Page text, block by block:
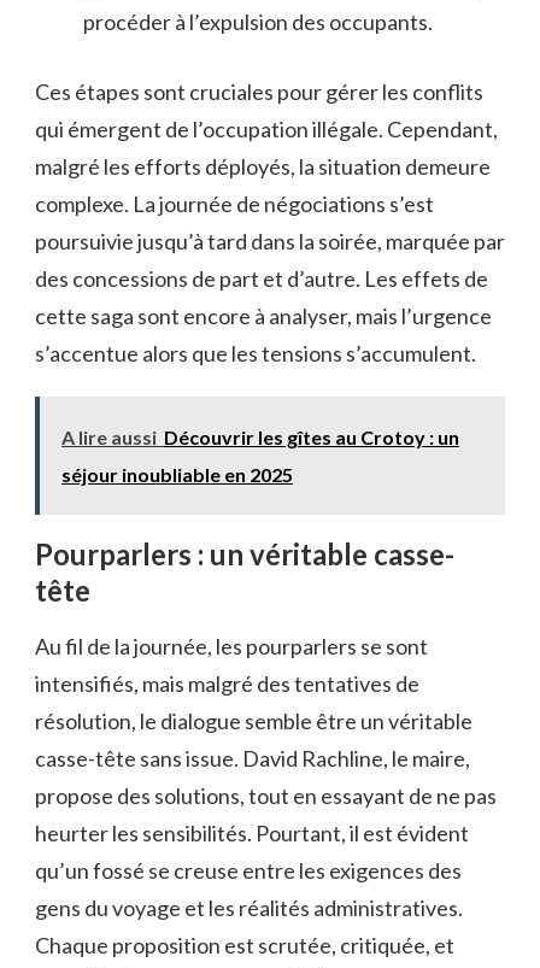
procéder à l’expulsion des occupants.
Ces étapes sont cruciales pour gérer les conflits
qui émergent de l’occupation illégale. Cependant,
malgré les efforts déployés, la situation demeure
complexe. La journée de négociations s’est
poursuivie jusqu’à tard dans la soirée, marquée par
des concessions de part et d’autre. Les effets de
cette saga sont encore à analyser, mais l’urgence
s’accentue alors que les tensions s’accumulent.
A lire aussi Découvrir les gîtes au Crotoy : un
séjour inoubliable en 2025
Pourparlers : un véritable casse-
tête
Au fil de la journée, les pourparlers se sont
intensifiés, mais malgré des tentatives de
résolution, le dialogue semble être un véritable
casse-tête sans issue. David Rachline, le maire,
propose des solutions, tout en essayant de ne pas
heurter les sensibilités. Pourtant, il est évident
qu’un fossé se creuse entre les exigences des
gens du voyage et les réalités administratives.
Chaque proposition est scrutée, critiquée, et